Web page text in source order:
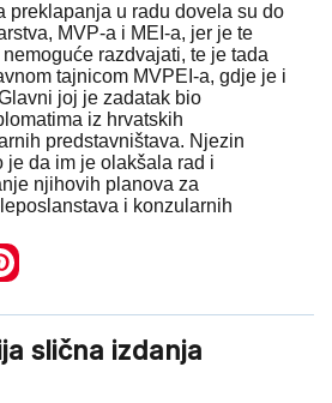
preklapanja u radu dovela su do
MVP-a i MEI-a, jer je te
razdvajati, te je tada
tajnicom MVPEI-a, gdje je i
joj je zadatak bio
iz hrvatskih
predstavništava. Njezin
je da im je olakšala rad i
njihovih planova za
i konzularnih
slična izdanja